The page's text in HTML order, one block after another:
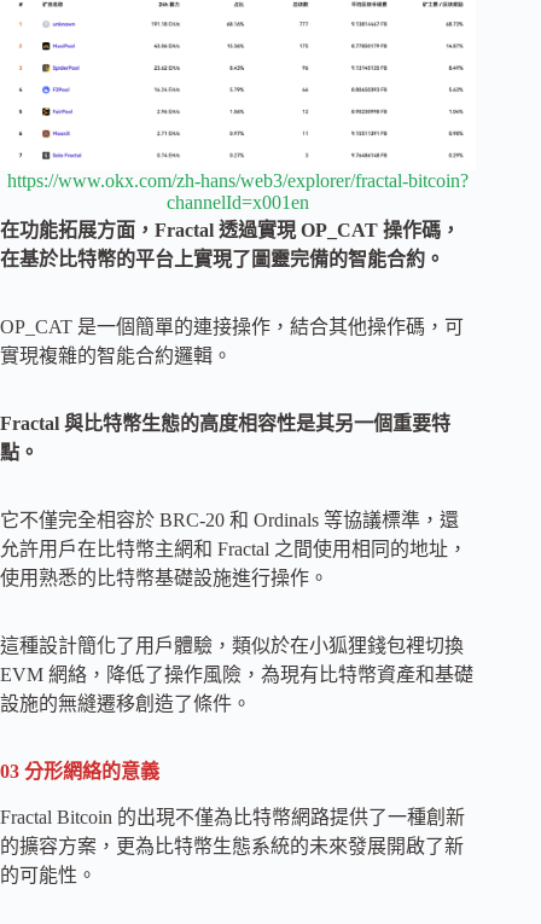
https://www.okx.com/zh-hans/web3/explorer/fractal-bitcoin?
channelId=x001en
在功能拓展方面，Fractal 透過實現 OP_CAT 操作碼，
在基於比特幣的平台上實現了圖靈完備的智能合約。
OP_CAT 是一個簡單的連接操作，結合其他操作碼，可
實現複雜的智能合約邏輯。
Fractal 與比特幣生態的高度相容性是其另一個重要特
點。
它不僅完全相容於 BRC-20 和 Ordinals 等協議標準，還
允許用戶在比特幣主網和 Fractal 之間使用相同的地址，
使用熟悉的比特幣基礎設施進行操作。
這種設計簡化了用戶體驗，類似於在小狐狸錢包裡切換
EVM 網絡，降低了操作風險，為現有比特幣資產和基礎
設施的無縫遷移創造了條件。
03 分形網絡的意義
Fractal Bitcoin 的出現不僅為比特幣網路提供了一種創新
的擴容方案，更為比特幣生態系統的未來發展開啟了新
的可能性。